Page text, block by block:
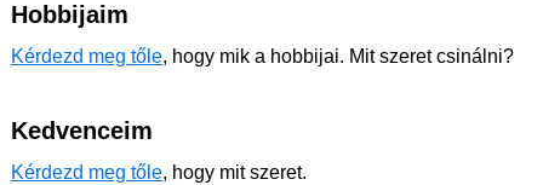
Hobbijaim
Kérdezd meg tőle, hogy mik a hobbijai. Mit szeret csinálni?
Kedvenceim
Kérdezd meg tőle, hogy mit szeret.